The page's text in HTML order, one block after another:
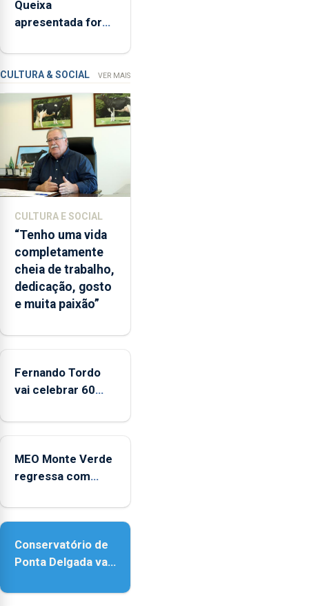
interditada
devido
microbiológica”,
pela
terceira
vez
desde
o
início
da
época
balnear
Queixa
apresentada fora
condenação por
violação
CULTURA & SOCIAL VER MAIS
CULTURA E SOCIAL
“Tenho uma vida
completamente
cheia de trabalho,
dedicação, gosto
e muita paixão”
Fernando Tordo
vai celebrar 60
no Coliseu
MEO Monte Verde
regressa com
acessibilidade
Conservatório de
Ponta Delgada vai
instrumentos